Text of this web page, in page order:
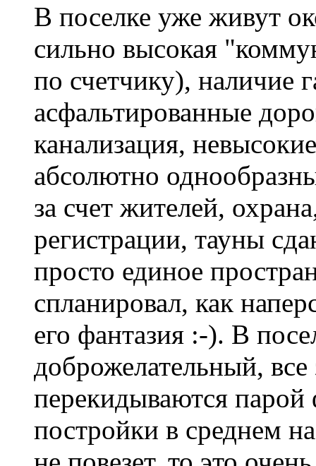
В поселке уже живут
сильно высокая
по счетчику), наличие
асфальтированные
канализация,
абсолютно
за счет жителей,
регистрации, тауны
просто единое
спланировал, как
его фантазия :-). В
доброжелательный,
перекидываются парой
постройки в среднем